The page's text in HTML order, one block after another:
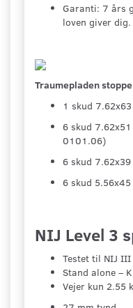
Garanti: 7 års
loven giver dig.
Traumepladen
1 skud
6 skud 7.62x51
0101.06)
6 skud
6 skud
NIJ Level 3
Testet til NIJ III
Stand alone –
Vejer kun 2.55